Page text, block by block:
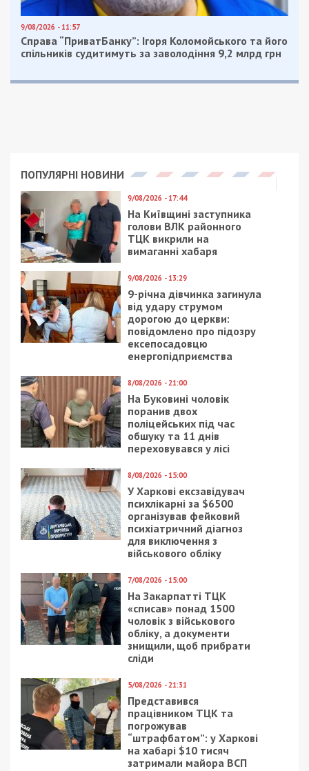
9/08/2026 - 11:57
Справа “ПриватБанку”: Ігоря Коломойського та його
спільників судитимуть за заволодіння 9,2 млрд грн
ПОПУЛЯРНІ НОВИНИ
9/08/2026 - 17:44
На Київщині заступника
голови ВЛК районного
ТЦК викрили на
вимаганні хабаря
9/08/2026 - 13:29
9-річна дівчинка загинула
від удару струмом
дорогою до церкви:
повідомлено про підозру
ексепосадовцю
енергопідприємства
8/08/2026 - 21:00
На Буковині чоловік
поранив двох
поліцейських під час
обшуку та 11 днів
переховувався у лісі
8/08/2026 - 15:00
У Харкові ексзавідувач
психлікарні за $6500
організував фейковий
психіатричний діагноз
для виключення з
військового обліку
7/08/2026 - 15:00
На Закарпатті ТЦК
«списав» понад 1500
чоловік з військового
обліку, а документи
знищили, щоб прибрати
сліди
5/08/2026 - 21:31
Представився
працівником ТЦК та
погрожував
“штрафбатом”: у Харкові
на хабарі $10 тисяч
затримали майора ВСП